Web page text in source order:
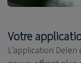
Votre
L’application